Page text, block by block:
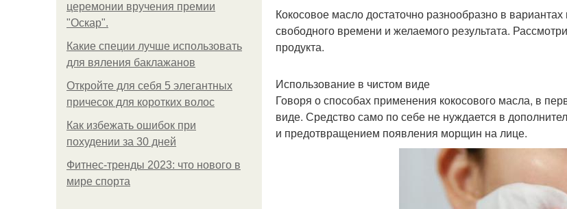
церемонии вручения премии
"Оскар".
Какие специи лучше использовать
для вяления баклажанов
Откройте для себя 5 элегантных
причесок для коротких волос
Как избежать ошибок при
похудении за 30 дней
Фитнес-тренды 2023: что нового в
мире спорта
Эффективные способы Средства для инъекций
Средства от выпадения
Кокосовое масло достаточно разнообразно в
свободного времени и желаемого результата.
продукта.
Использование в чистом виде
Говоря о способах применения кокосового масла, в
виде. Средство само по себе не нуждается в
и предотвращением появления морщин на лице.